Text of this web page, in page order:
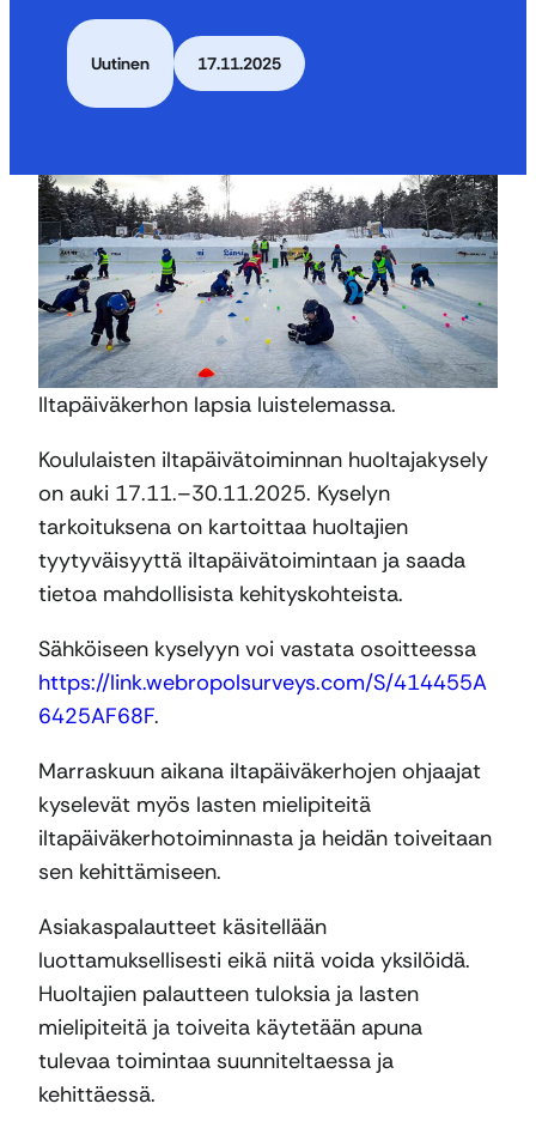
Uutinen 17.11.2025
Iltapäiväkerhon lapsia luistelemassa.
Koululaisten iltapäivätoiminnan huoltajakysely
on auki 17.11.–30.11.2025. Kyselyn
tarkoituksena on kartoittaa huoltajien
tyytyväisyyttä iltapäivätoimintaan ja saada
tietoa mahdollisista kehityskohteista.
Sähköiseen kyselyyn voi vastata osoitteessa
https://link.webropolsurveys.com/S/414455A
6425AF68F.
Marraskuun aikana iltapäiväkerhojen ohjaajat
kyselevät myös lasten mielipiteitä
iltapäiväkerhotoiminnasta ja heidän toiveitaan
sen kehittämiseen.
Asiakaspalautteet käsitellään
luottamuksellisesti eikä niitä voida yksilöidä.
Huoltajien palautteen tuloksia ja lasten
mielipiteitä ja toiveita käytetään apuna
tulevaa toimintaa suunniteltaessa ja
kehittäessä.